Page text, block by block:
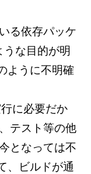
る依存パッケ
うな目的が明
ように不明確
に必要だか
テスト等の他
となっては不
、ビルドが通